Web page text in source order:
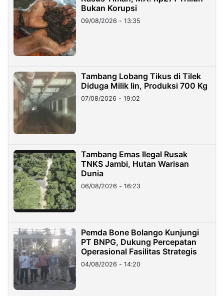
Bukan Korupsi
09/08/2026 - 13:35
Tambang Lobang Tikus di Tilek
Diduga Milik Iin, Produksi 700 Kg
07/08/2026 - 19:02
Tambang Emas Ilegal Rusak
TNKS Jambi, Hutan Warisan
Dunia
06/08/2026 - 16:23
Pemda Bone Bolango Kunjungi
PT BNPG, Dukung Percepatan
Operasional Fasilitas Strategis
04/08/2026 - 14:20